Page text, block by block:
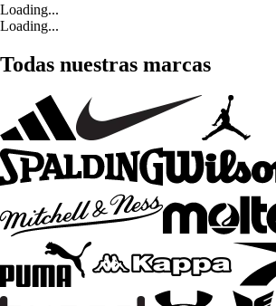
Loading...
Loading...
Todas nuestras marcas